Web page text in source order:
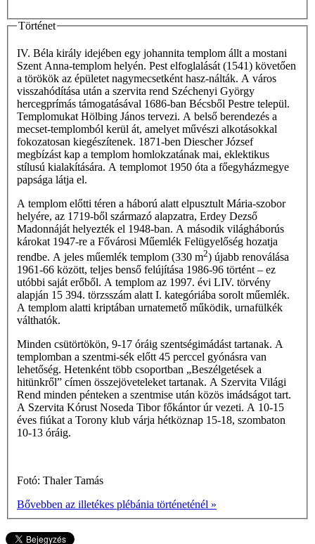
Történet
IV. Béla király idejében egy johannita templom állt a mostani
Szent Anna-templom helyén. Pest elfoglalását (1541) követően
a törökök az épületet nagymecsetként hasz-nálták. A város
visszahódítása után a szervita rend Széchenyi György
hercegprímás támogatásával 1686-ban Bécsből Pestre települ.
Templomukat Hölbing János tervezi. A belső berendezés a
mecset-templomból kerül át, amelyet művészi alkotásokkal
fokozatosan kiegészítenek. 1871-ben Diescher József
megbízást kap a templom homlokzatának mai, eklektikus
stílusú kialakítására. A templomot 1950 óta a főegyházmegye
papsága látja el.
A templom előtti téren a háború alatt elpusztult Mária-szobor
helyére, az 1719-ből származó alapzatra, Erdey Dezső
Madonnáját helyezték el 1948-ban. A második világháborús
károkat 1947-re a Fővárosi Műemlék Felügyelőség hozatja
rendbe. A jeles műemlék templom (330 m2) újabb renoválása
1961-66 között, teljes benső felújítása 1986-96 történt – ez
utóbbi saját erőből. A templom az 1997. évi LIV. törvény
alapján 15 394. törzsszám alatt I. kategóriába sorolt műemlék.
A templom alatti kriptában urnatemető működik, urnafülkék
válthatók.
Minden csütörtökön, 9-17 óráig szentségimádást tartanak. A
templomban a szentmi-sék előtt 45 perccel gyónásra van
lehetőség. Hetenként több csoportban „Beszélgetések a
hitünkről” címen összejöveteleket tartanak. A Szervita Világi
Rend minden pénteken a szentmise után közös imádságot tart.
A Szervita Kórust Noseda Tibor főkántor úr vezeti. A 10-15
éves fiúkat a Torony klub várja hétköznap 15-18, szombaton
10-13 óráig.
Fotó: Thaler Tamás
Bővebben az illetékes plébánia történeténél »